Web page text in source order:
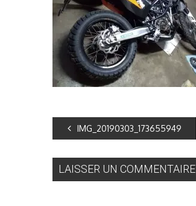
IMG_20190303_173655949
LAISSER UN COMMENTAIRE